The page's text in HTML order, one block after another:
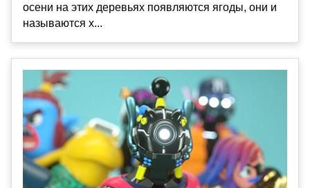
осени на этих деревьях появляются ягоды, они и
называются х...